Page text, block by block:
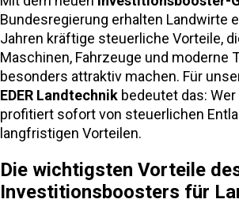
Bundesregierung erhalten Landwirte
Jahren kräftige steuerliche Vorteile,
Maschinen, Fahrzeuge und moderne
besonders attraktiv machen. Für
EDER Landtechnik bedeutet das:
profitiert sofort von steuerlichen
langfristigen Vorteilen.
Die wichtigsten Vorteile
Investitionsboosters für